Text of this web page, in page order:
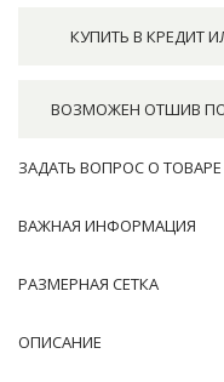
КУПИТЬ В КРЕДИТ
ВОЗМОЖЕН ОТШИВ
ЗАДАТЬ ВОПРОС О ТОВАРЕ
ВАЖНАЯ ИНФОРМАЦИЯ
РАЗМЕРНАЯ СЕТКА
ОПИСАНИЕ